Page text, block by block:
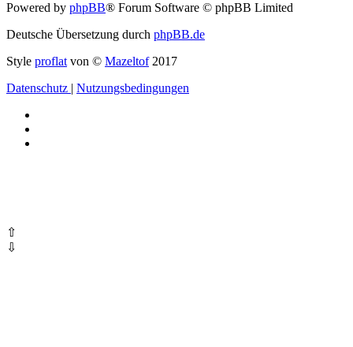
Powered by phpBB® Forum Software © phpBB Limited
Deutsche Übersetzung durch phpBB.de
Style proflat von © Mazeltof2017
Datenschutz | Nutzungsbedingungen
⇧
⇩